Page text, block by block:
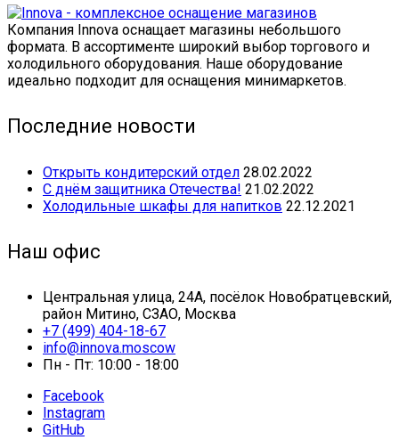
Компания Innova оснащает магазины небольшого
формата. В ассортименте широкий выбор торгового и
холодильного оборудования. Наше оборудование
идеально подходит для оснащения минимаркетов.
Последние новости
Открыть кондитерский отдел 28.02.2022
С днём защитника Отечества! 21.02.2022
Холодильные шкафы для напитков 22.12.2021
Наш офис
Центральная улица, 24А, посёлок Новобратцевский,
район Митино, СЗАО, Москва
+7 (499) 404-18-67
info@innova.moscow
Пн - Пт: 10:00 - 18:00
Facebook
Instagram
GitHub